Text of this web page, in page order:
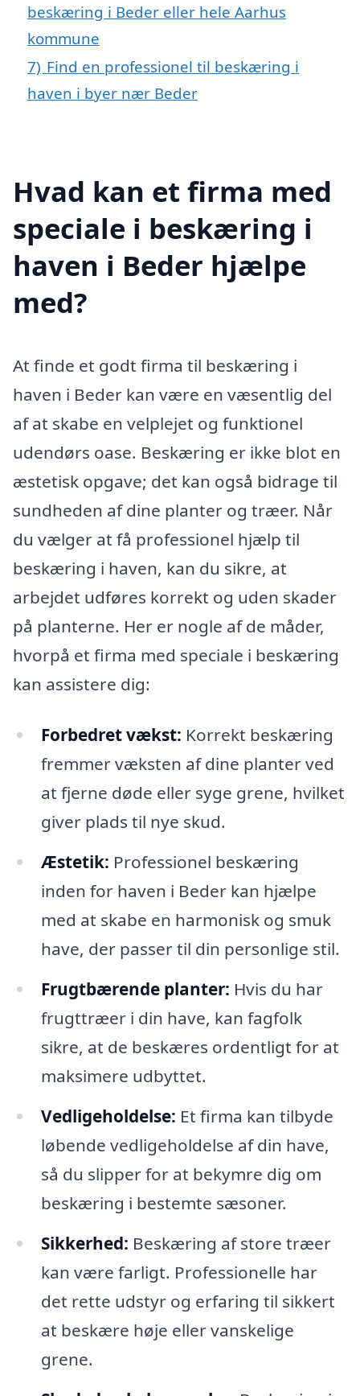
beskæring i Beder eller hele Aarhus
kommune
7) Find en professionel til beskæring i
haven i byer nær Beder
Hvad kan et firma med
speciale i beskæring i
haven i Beder hjælpe
med?
At finde et godt firma til beskæring i
haven i Beder kan være en væsentlig del
af at skabe en velplejet og funktionel
udendørs oase. Beskæring er ikke blot en
æstetisk opgave; det kan også bidrage til
sundheden af dine planter og træer. Når
du vælger at få professionel hjælp til
beskæring i haven, kan du sikre, at
arbejdet udføres korrekt og uden skader
på planterne. Her er nogle af de måder,
hvorpå et firma med speciale i beskæring
kan assistere dig:
Forbedret vækst: Korrekt beskæring
fremmer væksten af dine planter ved
at fjerne døde eller syge grene, hvilket
giver plads til nye skud.
Æstetik: Professionel beskæring
inden for haven i Beder kan hjælpe
med at skabe en harmonisk og smuk
have, der passer til din personlige stil.
Frugtbærende planter: Hvis du har
frugttræer i din have, kan fagfolk
sikre, at de beskæres ordentligt for at
maksimere udbyttet.
Vedligeholdelse: Et firma kan tilbyde
løbende vedligeholdelse af din have,
så du slipper for at bekymre dig om
beskæring i bestemte sæsoner.
Sikkerhed: Beskæring af store træer
kan være farligt. Professionelle har
det rette udstyr og erfaring til sikkert
at beskære høje eller vanskelige
grene.